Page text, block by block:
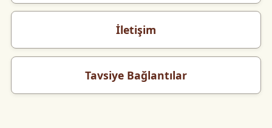
İletişim
Tavsiye Bağlantılar